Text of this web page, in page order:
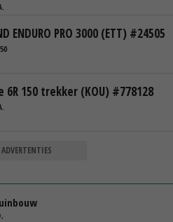
ENDURO PRO 3000 (ETT) #24505
6R 150 trekker (KOU) #778128